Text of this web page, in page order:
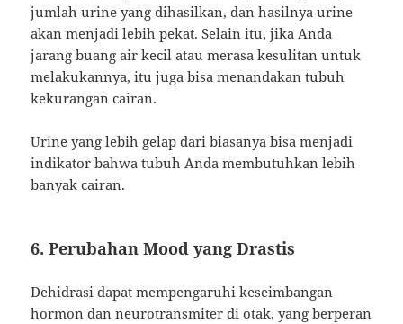
jumlah urine yang dihasilkan, dan hasilnya urine
akan menjadi lebih pekat. Selain itu, jika Anda
jarang buang air kecil atau merasa kesulitan untuk
melakukannya, itu juga bisa menandakan tubuh
kekurangan cairan.
Urine yang lebih gelap dari biasanya bisa menjadi
indikator bahwa tubuh Anda membutuhkan lebih
banyak cairan.
6. Perubahan Mood yang Drastis
Dehidrasi dapat mempengaruhi keseimbangan
hormon dan neurotransmiter di otak, yang berperan